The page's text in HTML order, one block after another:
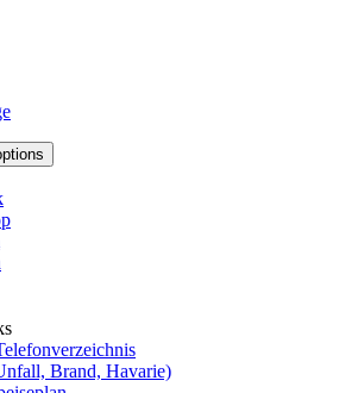
Brand, Havarie)